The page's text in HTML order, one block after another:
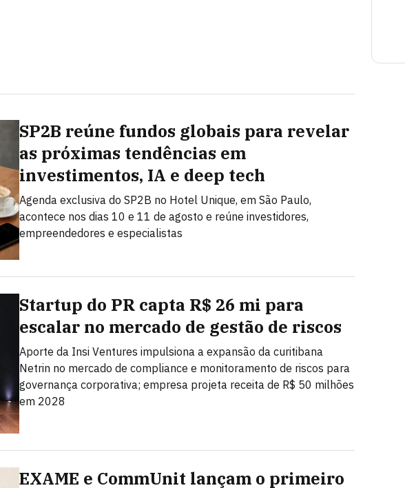
SP2B reúne fundos globais para revelar
as próximas tendências em
investimentos, IA e deep tech
Agenda exclusiva do SP2B no Hotel Unique, em São Paulo,
acontece nos dias 10 e 11 de agosto e reúne investidores,
empreendedores e especialistas
Startup do PR capta R$ 26 mi para
escalar no mercado de gestão de riscos
Aporte da Insi Ventures impulsiona a expansão da curitibana
Netrin no mercado de compliance e monitoramento de riscos para
governança corporativa; empresa projeta receita de R$ 50 milhões
em 2028
EXAME e CommUnit lançam o primeiro